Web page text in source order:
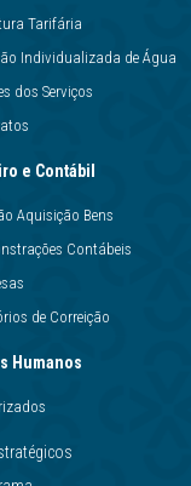
Tarifária
Individualizada de Água
dos Serviços
e Contábil
Aquisição Bens
Contábeis
de Correição
Humanos